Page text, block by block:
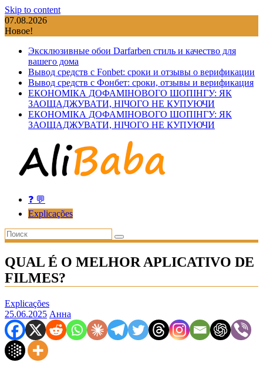
Skip to content
07.08.2026
Новое!
Эксклюзивные обои Darfarben стиль и качество для
вашего дома
Вывод средств с Fonbet: сроки и отзывы о верификации
Вывод средств с Фонбет: сроки, отзывы и верификация
ЕКОНОМІКА ДОФАМІНОВОГО ШОПІНГУ: ЯК
ЗАОЩАДЖУВАТИ, НІЧОГО НЕ КУПУЮЧИ
ЕКОНОМІКА ДОФАМІНОВОГО ШОПІНГУ: ЯК
ЗАОЩАДЖУВАТИ, НІЧОГО НЕ КУПУЮЧИ
❓ 💬
Explicações
QUAL É O MELHOR APLICATIVO DE
FILMES?
Explicações
25.06.2025 Анна